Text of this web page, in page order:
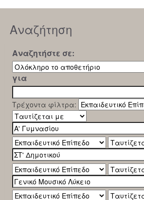
Αναζήτηση
Αναζητήστε σε:
για
Τρέχοντα φίλτρα: